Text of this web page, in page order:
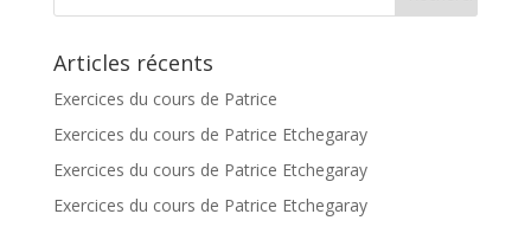
Articles récents
Exercices du cours de Patrice
Exercices du cours de Patrice Etchegaray
Exercices du cours de Patrice Etchegaray
Exercices du cours de Patrice Etchegaray